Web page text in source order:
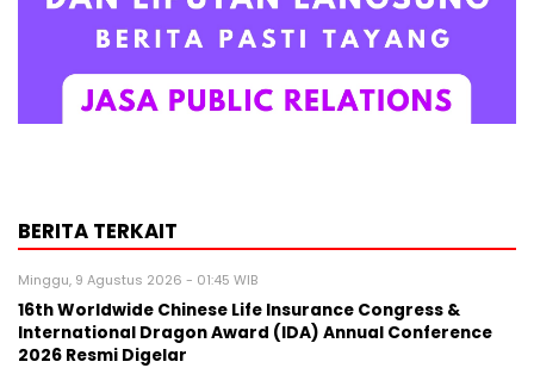
BERITA TERKAIT
Minggu, 9 Agustus 2026 - 01:45 WIB
16th Worldwide Chinese Life Insurance Congress &
International Dragon Award (IDA) Annual Conference
2026 Resmi Digelar